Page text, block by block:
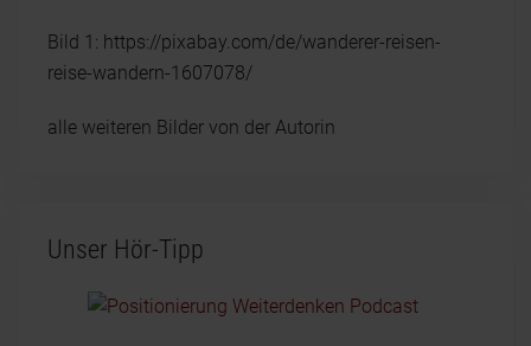
Bild 1: https://pixabay.com/de/wanderer-reisen-
reise-wandern-1607078/
alle weiteren Bilder von der Autorin
Unser Hör-Tipp